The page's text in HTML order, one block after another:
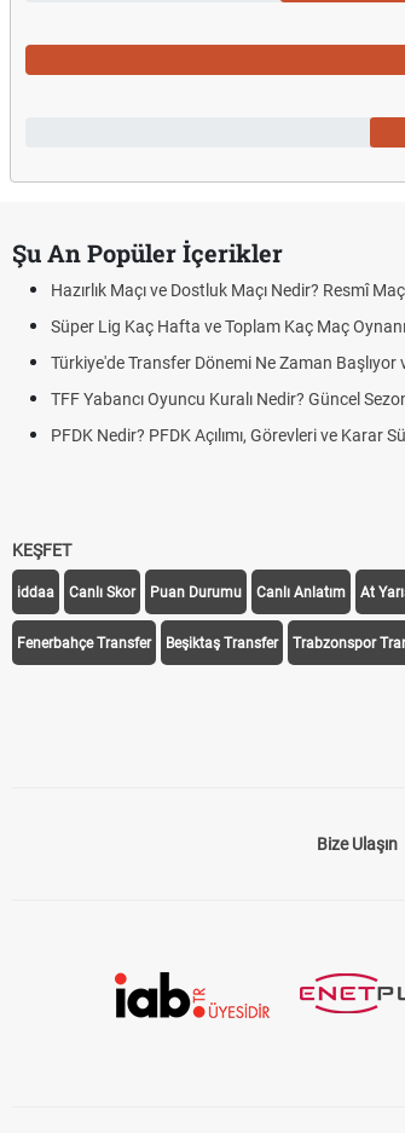
Şu An Popüler İçerikler
Hazırlık Maçı ve Dostluk Maçı Nedir? Resmî
Süper Lig Kaç Hafta ve Toplam Kaç Maç
Türkiye'de Transfer Dönemi Ne Zaman Başlıyor
TFF Yabancı Oyuncu Kuralı Nedir? Güncel
PFDK Nedir? PFDK Açılımı, Görevleri ve Karar
KEŞFET
iddaa Canlı Skor Puan Durumu Canlı Anlatım At
Fenerbahçe Transfer Beşiktaş Transfer Trabzonspor
Bize Ulaşın